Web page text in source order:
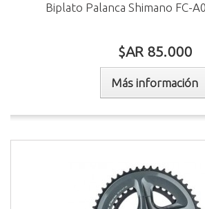
Biplato Palanca Shimano FC-
$AR 85.000
Más información